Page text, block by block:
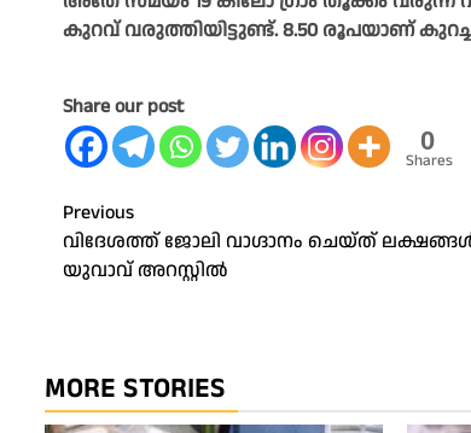
കുറവ് വരുത്തിയിട്ടുണ്ട്. 8.50 രൂപയാണ്
Share our post
0
Shares
Post
navigation
Previous
വിദേശത്ത് ജോലി വാഗ്ദാനം ചെയ്ത് ലക്ഷങ്ങള്‍
യുവാവ് അറസ്റ്റിൽ
MORE STORIES